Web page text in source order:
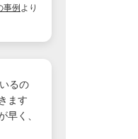
事例より
るの
ます
く、